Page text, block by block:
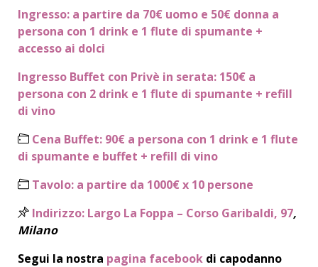
Ingresso: a partire da 70€ uomo e 50€ donna a
persona con 1 drink e 1 flute di spumante +
accesso ai dolci
Ingresso Buffet con Privè in serata: 150€ a
persona con 2 drink e 1 flute di spumante + refill
di vino
Cena Buffet: 90€ a persona con 1 drink e 1 flute
di spumante e buffet + refill di vino
Tavolo: a partire da 1000€ x 10 persone
Indirizzo: Largo La Foppa – Corso Garibaldi, 97,
Milano
Segui la nostra pagina facebook di capodanno